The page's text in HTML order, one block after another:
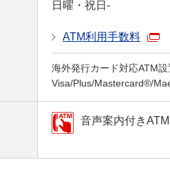
日曜・祝日 -
ATM利用手数料
海外発行カード対応ATM
Visa/Plus/Mastercard®/
音声案内付きATM